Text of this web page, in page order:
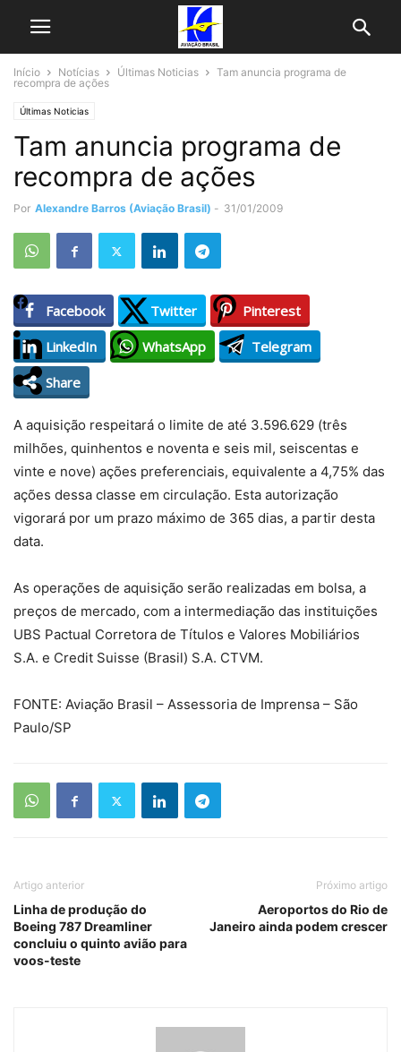
Início Notícias Últimas Noticias
Tam anuncia programa de
recompra de ações
Últimas Noticias
Tam anuncia programa de
recompra de ações
Por Alexandre Barros (Aviação Brasil) - 31/01/2009
Facebook Twitter
Pinterest
LinkedIn
WhatsApp
Telegram
Share
A aquisição respeitará o limite de até 3.596.629 (três
milhões, quinhentos e noventa e seis mil, seiscentas e
vinte e nove) ações preferenciais, equivalente a 4,75% das
ações dessa classe em circulação. Esta autorização
vigorará por um prazo máximo de 365 dias, a partir desta
data.
As operações de aquisição serão realizadas em bolsa, a
preços de mercado, com a intermediação das instituições
UBS Pactual Corretora de Títulos e Valores Mobiliários
S.A. e Credit Suisse (Brasil) S.A. CTVM.
FONTE: Aviação Brasil – Assessoria de Imprensa – São
Paulo/SP
Artigo anterior
Linha de produção do
Boeing 787 Dreamliner
concluiu o quinto avião para
voos-teste
Próximo artigo
Aeroportos do Rio de
Janeiro ainda podem crescer